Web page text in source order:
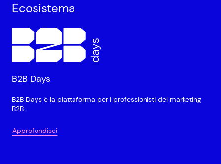
Ecosistema
B2B Days
B2B Days è la piattaforma per i professionisti del marketing
B2B.
Approfondisci